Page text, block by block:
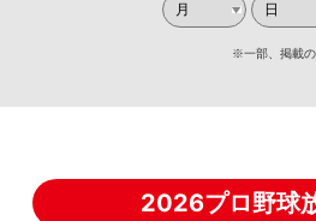
2026プロ野球